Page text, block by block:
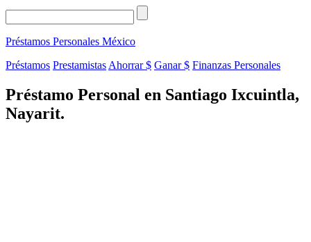
Préstamos Personales México
Préstamos Prestamistas Ahorrar $ Ganar $ Finanzas Personales
Préstamo Personal en Santiago Ixcuintla,
Nayarit.